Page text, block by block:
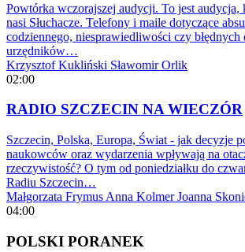
Powtórka wczorajszej audycji. To jest audycja,
nasi Słuchacze. Telefony i maile dotyczące
codziennego, niesprawiedliwości czy błędnych
urzędników…
Krzysztof Kukliński Sławomir Orlik
02:00
RADIO SZCZECIN NA WIECZÓR
Szczecin, Polska, Europa, Świat - jak decyzje
naukowców oraz wydarzenia wpływają na
rzeczywistość? O tym od poniedziałku do
Radiu Szczecin…
Małgorzata Frymus Anna Kolmer Joanna
04:00
POLSKI PORANEK